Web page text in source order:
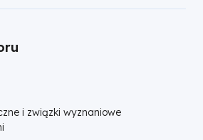
i związki wyznaniowe